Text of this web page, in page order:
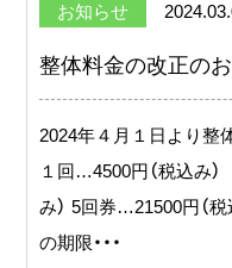
お知らせ
整体料金の改正のお
2024年４月１日より整
１回…4500円（税込み
み） 5回券…21500円（
の期限・・・